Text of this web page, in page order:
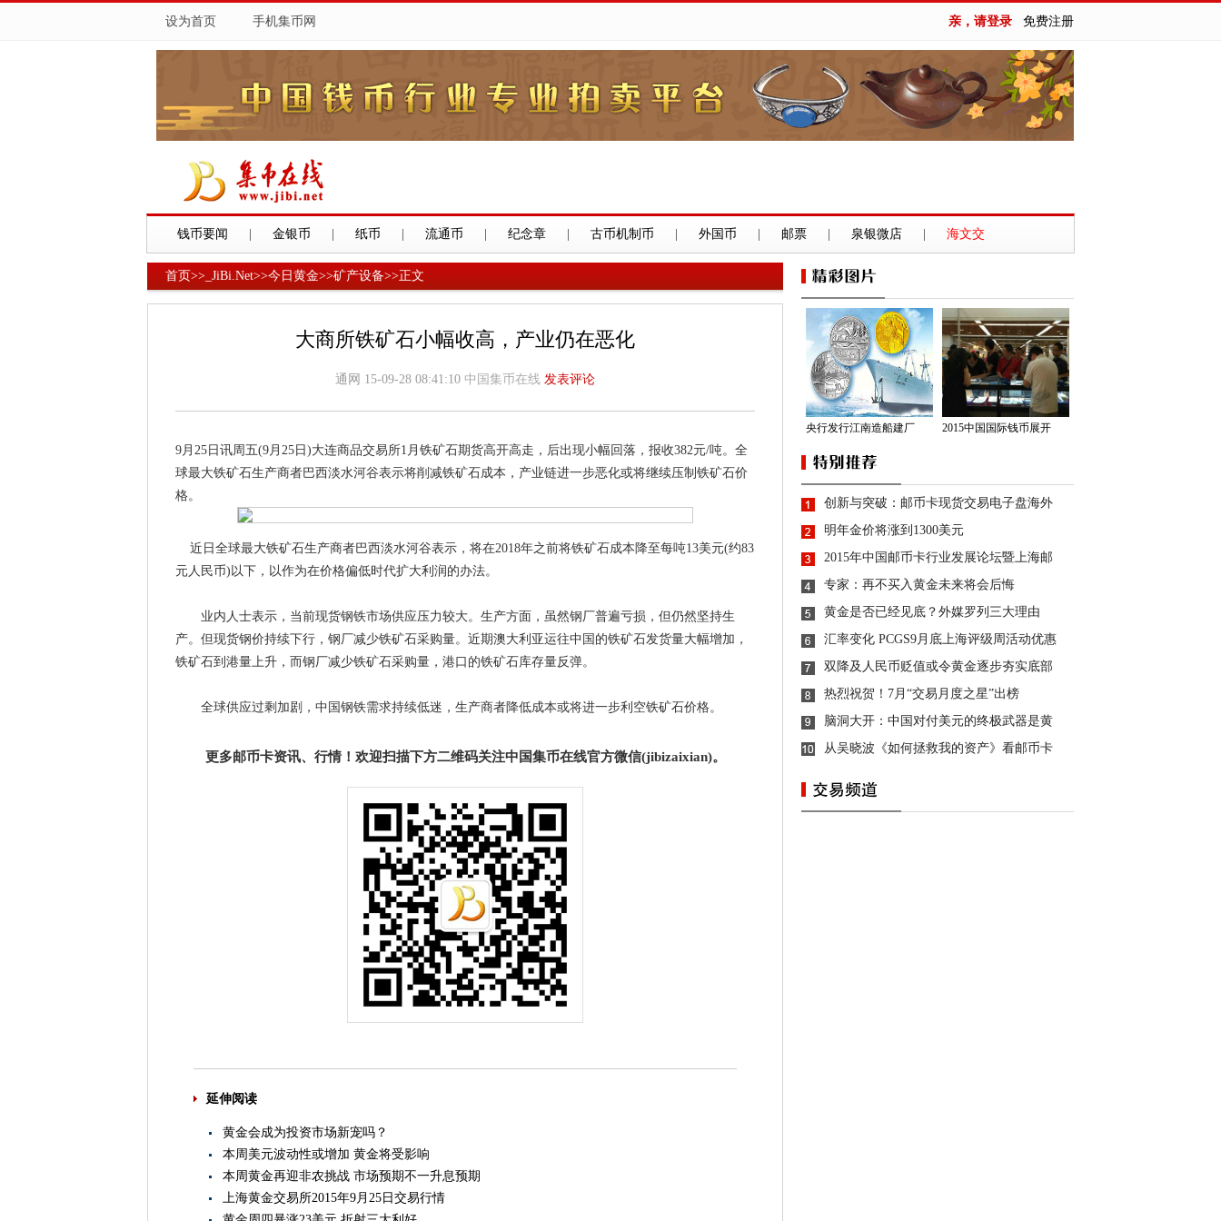
设为首页 手机集币网 亲，请登录 免费注册
钱币要闻 金银币 纸币 流通币 纪念章 古币机制币 外国币 邮票 泉银微店 海文交
首页>> _JiBi.Net>>今日黄金>>矿产设备>>正文
大商所铁矿石小幅收高，产业仍在恶化
通网 15-09-28 08:41:10 中国集币在线 发表评论
9月25日讯周五(9月25日)大连商品交易所1月铁矿石期货高开高走，后出现小幅回落，报收382元/吨。全
球最大铁矿石生产商者巴西淡水河谷表示将削减铁矿石成本，产业链进一步恶化或将继续压制铁矿石价
格。
近日全球最大铁矿石生产商者巴西淡水河谷表示，将在2018年之前将铁矿石成本降至每吨13美元(约83
元人民币)以下，以作为在价格偏低时代扩大利润的办法。
业内人士表示，当前现货钢铁市场供应压力较大。生产方面，虽然钢厂普遍亏损，但仍然坚持生
产。但现货钢价持续下行，钢厂减少铁矿石采购量。近期澳大利亚运往中国的铁矿石发货量大幅增加，
铁矿石到港量上升，而钢厂减少铁矿石采购量，港口的铁矿石库存量反弹。
全球供应过剩加剧，中国钢铁需求持续低迷，生产商者降低成本或将进一步利空铁矿石价格。
更多邮币卡资讯、行情！欢迎扫描下方二维码关注中国集币在线官方微信(jibizaixian)。
延伸阅读
黄金会成为投资市场新宠吗？
本周美元波动性或增加 黄金将受影响
本周黄金再迎非农挑战 市场预期不一升息预期
上海黄金交易所2015年9月25日交易行情
央行发行江南造船建厂 2015中国国际钱币展开
创新与突破：邮币卡现货交易电子盘海外
明年金价将涨到1300美元
2015年中国邮币卡行业发展论坛暨上海邮
专家：再不买入黄金未来将会后悔
黄金是否已经见底？外媒罗列三大理由
汇率变化 PCGS9月底上海评级周活动优惠
双降及人民币贬值或令黄金逐步夯实底部
热烈祝贺！7月“交易月度之星”出榜
脑洞大开：中国对付美元的终极武器是黄
从吴晓波《如何拯救我的资产》看邮币卡